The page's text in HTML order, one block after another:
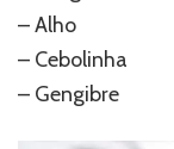
– Alho
– Cebolinha
– Gengibre